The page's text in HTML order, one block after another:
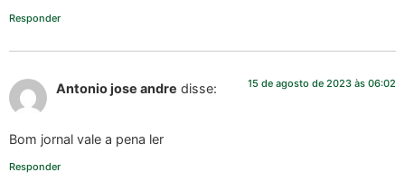
Responder
Antonio jose andre disse: 15 de agosto de 2023 às 06:02
Bom jornal vale a pena ler
Responder